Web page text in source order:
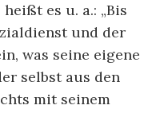
es u. a.: „Bis
und der
was seine eigene
selbst aus den
mit seinem